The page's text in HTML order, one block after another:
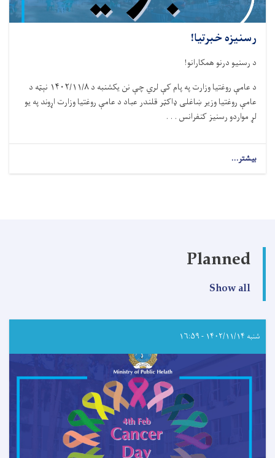
رسنیزه خبرتیا!
د رسنیو درنو همکارانو!
د عامې روغتیا وزارت په پام کې لري چې نن يکشنبه د ۱۴۰۲/۱۱/۸ نېټه د
عامې روغتيا وزير ښاغلی ډاکټر قلندر عباد د عامې روغتيا وزارت اړوند په يو
لړ مواردو رسنيز کنفرانس . . .
بیشتر...
رسنیزه
Planned
Show all
شنبه ۱۴۰۲/۱۱/۱۴ - ۱۶:۵۹